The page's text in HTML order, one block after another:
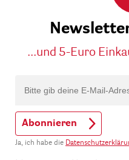
...und 5-Euro
Abonnieren
Ja, ich habe die